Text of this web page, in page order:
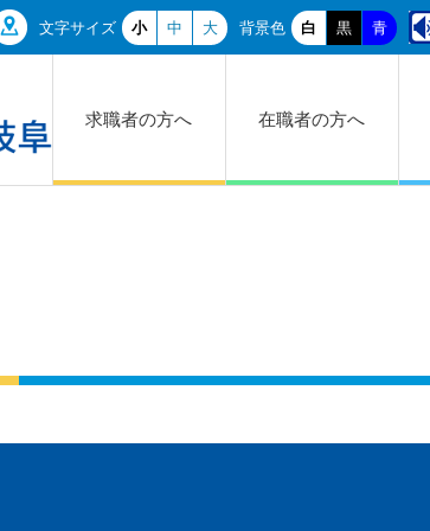
文字サイズ 小 中 大 背景色 白 黒 青
求職者の方へ 在職者の方へ